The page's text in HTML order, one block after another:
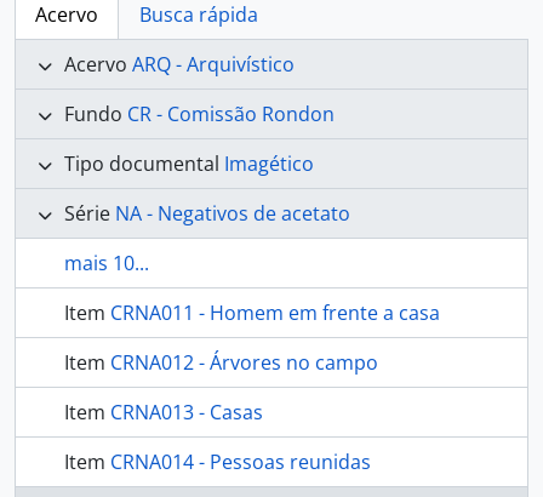
Acervo
Busca rápida
Acervo ARQ - Arquivístico
Fundo CR - Comissão Rondon
Tipo documental Imagético
Série NA - Negativos de acetato
mais 10...
Item CRNA011 - Homem em frente a casa
Item CRNA012 - Árvores no campo
Item CRNA013 - Casas
Item CRNA014 - Pessoas reunidas